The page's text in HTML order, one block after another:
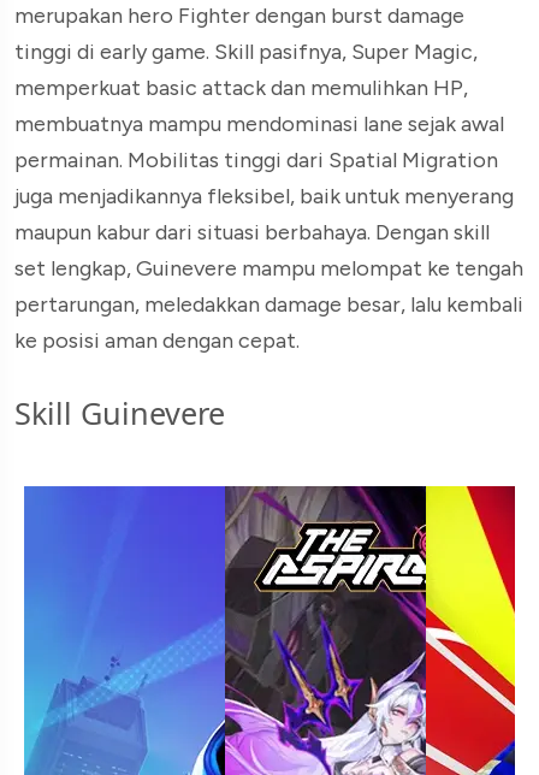
merupakan hero Fighter dengan burst damage
tinggi di early game. Skill pasifnya, Super Magic,
memperkuat basic attack dan memulihkan HP,
membuatnya mampu mendominasi lane sejak awal
permainan. Mobilitas tinggi dari Spatial Migration
juga menjadikannya fleksibel, baik untuk menyerang
maupun kabur dari situasi berbahaya. Dengan skill
set lengkap, Guinevere mampu melompat ke tengah
pertarungan, meledakkan damage besar, lalu kembali
ke posisi aman dengan cepat.
Skill Guinevere